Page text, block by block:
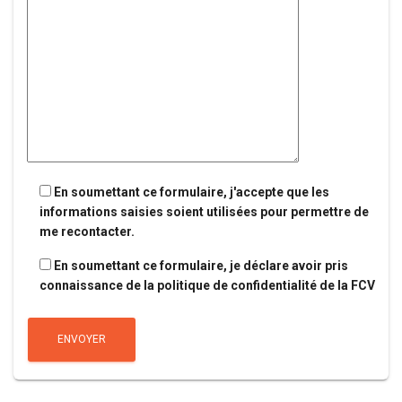
En soumettant ce formulaire, j'accepte que les
informations saisies soient utilisées pour permettre de
me recontacter.
En soumettant ce formulaire, je déclare avoir pris
connaissance de la politique de confidentialité de la FCV